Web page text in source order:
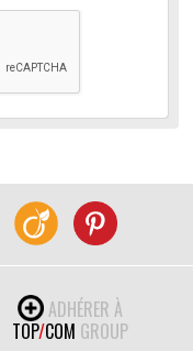
ADHÉRER À
TOP/COM GROUP